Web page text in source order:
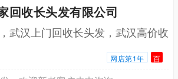
回收长头发有限公司
武汉上门回收长头发，武汉高价收
网店第1年 百